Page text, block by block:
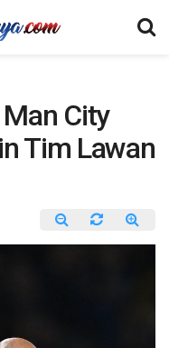
City
Tim Lawan